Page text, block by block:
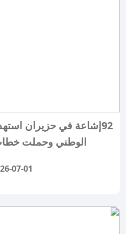
92إشاعة في حزيران
الوطني وحملت
07-01